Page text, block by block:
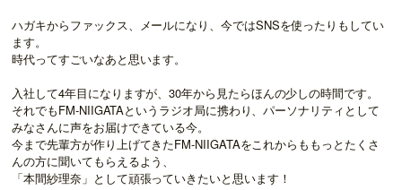
ハガキからファックス、メールになり、今ではSNSを使ったりもしてい
ます。
時代ってすごいなあと思います。
入社して4年目になりますが、30年から見たらほんの少しの時間です。
それでもFM-NIIGATAというラジオ局に携わり、パーソナリティとして
みなさんに声をお届けできている今。
今まで先輩方が作り上げてきたFM-NIIGATAをこれからももっとたくさ
んの方に聞いてもらえるよう、
「本間紗理奈」として頑張っていきたいと思います！